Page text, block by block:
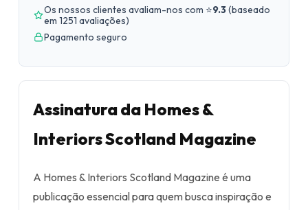
Os nossos clientes avaliam-nos com ⭐9.3(baseado
em 1251 avaliações)
Pagamento seguro
Assinatura da Homes &
Interiors Scotland Magazine
A Homes & Interiors Scotland Magazine é uma
publicação essencial para quem busca inspiração e